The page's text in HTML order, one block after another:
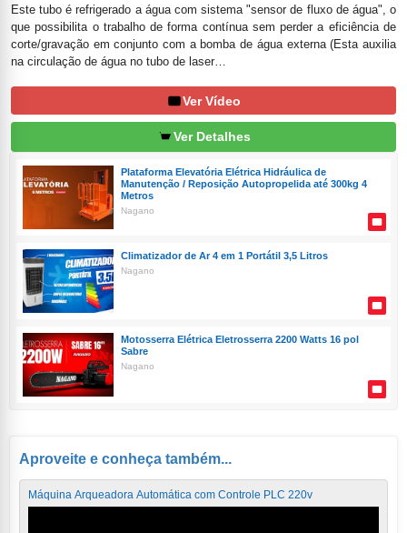
Plataforma Elevatória Elétrica Hidráulica de
Manutenção / Reposição Autopropelida até 300kg 4
Metros
Nagano
Climatizador de Ar 4 em 1 Portátil 3,5 Litros
Nagano
Motosserra Elétrica Eletrosserra 2200 Watts 16 pol
Sabre
Nagano
Este tubo é refrigerado a água com sistema "sensor de fluxo de água", o
que possibilita o trabalho de forma contínua sem perder a eficiência de
corte/gravação em conjunto com a bomba de água externa (Esta auxilia
na circulação de água no tubo de laser…
Ver Vídeo
Ver Detalhes
Aproveite e conheça também...
Máquina Arqueadora Automática com Controle PLC 220v